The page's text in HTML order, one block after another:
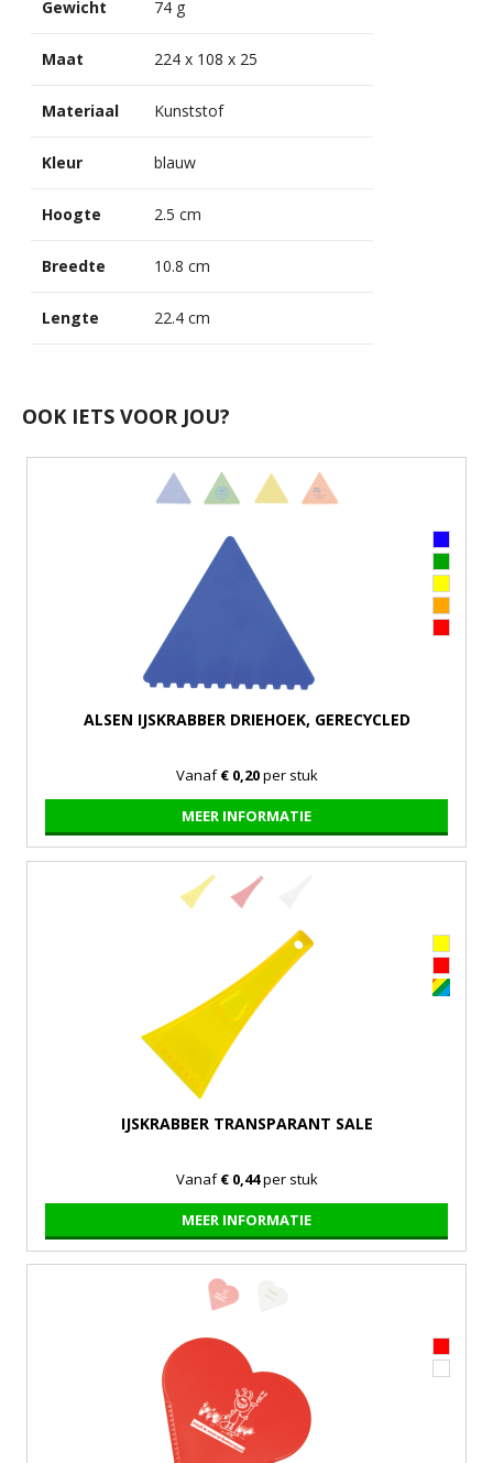
Gewicht 74 g
Maat 224 x 108 x 25
Materiaal Kunststof
Kleur blauw
Hoogte 2.5 cm
Breedte 10.8 cm
Lengte 22.4 cm
OOK IETS VOOR JOU?
ALSEN IJSKRABBER DRIEHOEK, GERECYCLED
Vanaf€ 0,20per stuk
MEER INFORMATIE
IJSKRABBER TRANSPARANT SALE
Vanaf€ 0,44per stuk
MEER INFORMATIE